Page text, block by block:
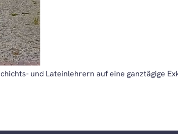
und Lateinlehrern auf eine ganztägige